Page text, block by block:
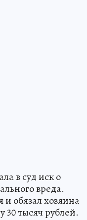
в суд иск о
вреда.
и обязал хозяина
30 тысяч рублей.